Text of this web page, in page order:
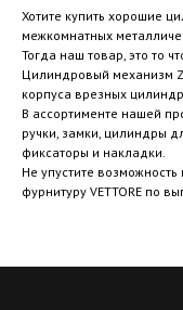
Хотите купить хорошие
межкомнатных
Тогда наш товар, это то
Цилиндровый механизм
корпуса врезных
В ассортименте нашей
ручки, замки, цилиндры
фиксаторы и накладки.
Не упустите
фурнитуру VETTORE по